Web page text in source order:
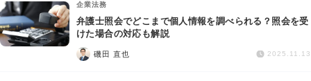
債務整理
AI Search Premium
掲載をご検討の弁護士の方へ
企業法務
弁護士照会でどこまで個人情報を調べられる？照会を受
けた場合の対応も解説
磯田 直也 2025.11.13